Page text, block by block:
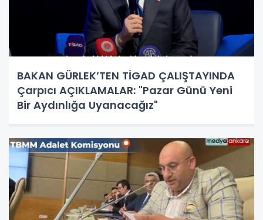
BAKAN GÜRLEK’TEN TİGAD ÇALIŞTAYINDA
Çarpıcı AÇIKLAMALAR: "Pazar Günü Yeni
Bir Aydınlığa Uyanacağız"